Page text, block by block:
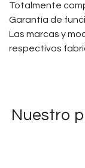
Totalmente
Garantía de
Las marcas y
respectivos
Nuestro